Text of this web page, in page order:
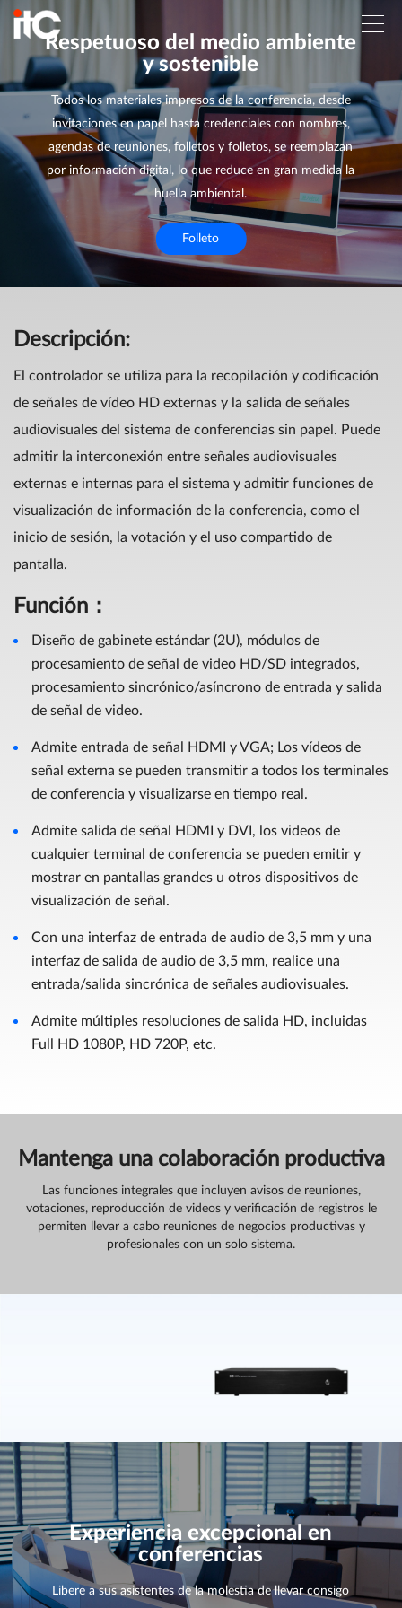
Respetuoso del medio ambiente
y sostenible
Todos los materiales impresos de la conferencia, desde
invitaciones en papel hasta credenciales con nombres,
agendas de reuniones, folletos y folletos, se reemplazan
por información digital, lo que reduce en gran medida la
huella ambiental.
Folleto
Descripción:
El controlador se utiliza para la recopilación y codificación
de señales de vídeo HD externas y la salida de señales
audiovisuales del sistema de conferencias sin papel. Puede
admitir la interconexión entre señales audiovisuales
externas e internas para el sistema y admitir funciones de
visualización de información de la conferencia, como el
inicio de sesión, la votación y el uso compartido de
pantalla.
Función ：
Diseño de gabinete estándar (2U), módulos de
procesamiento de señal de video HD/SD integrados,
procesamiento sincrónico/asíncrono de entrada y salida
de señal de video.
Admite entrada de señal HDMI y VGA; Los vídeos de
señal externa se pueden transmitir a todos los terminales
de conferencia y visualizarse en tiempo real.
Admite salida de señal HDMI y DVI, los videos de
cualquier terminal de conferencia se pueden emitir y
mostrar en pantallas grandes u otros dispositivos de
visualización de señal.
Con una interfaz de entrada de audio de 3,5 mm y una
interfaz de salida de audio de 3,5 mm, realice una
entrada/salida sincrónica de señales audiovisuales.
Admite múltiples resoluciones de salida HD, incluidas
Full HD 1080P, HD 720P, etc.
Mantenga una colaboración productiva
Las funciones integrales que incluyen avisos de reuniones,
votaciones, reproducción de videos y verificación de registros le
permiten llevar a cabo reuniones de negocios productivas y
profesionales con un solo sistema.
Experiencia excepcional en
conferencias
Libere a sus asistentes de la molestia de llevar consigo